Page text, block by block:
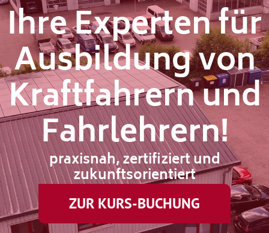
Ihre Experten für
Ausbildung von
Kraftfahrern und
Fahrlehrern!
praxisnah, zertifiziert und
zukunftsorientiert
ZUR KURS-BUCHUNG